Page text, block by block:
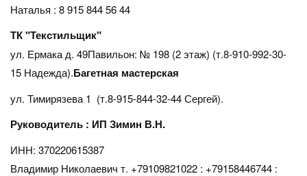
Наталья : 8 915 844 56 44
ТК "Текстильщик"
ул. Ермака д. 49Павильон: № 198 (2 этаж) (т.8-910-992-30-
15 Надежда).Багетная мастерская
ул. Тимирязева 1 (т.8-915-844-32-44 Сергей).
Руководитель : ИП Зимин В.Н.
ИНН: 370220615387
Владимир Николаевич т. +79109821022 : +79158446744 :